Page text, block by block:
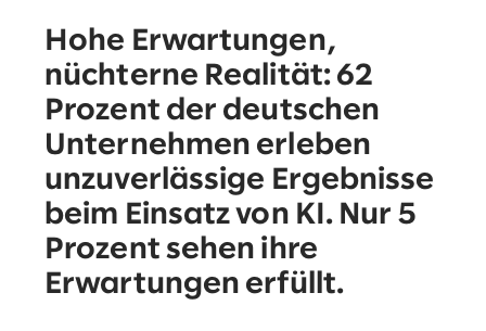
Hohe Erwartungen,
nüchterne Realität: 62
Prozent der deutschen
Unternehmen erleben
unzuverlässige Ergebnisse
beim Einsatz von KI. Nur 5
Prozent sehen ihre
Erwartungen erfüllt.